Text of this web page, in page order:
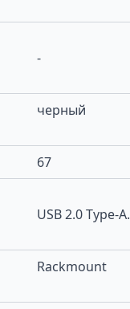
-
черный
67
USB 2.0 Type-A.
Rackmount